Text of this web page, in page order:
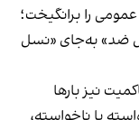
را برانگیخت؛
«نسل ضد» به‌جای «نسل
نیز بارها